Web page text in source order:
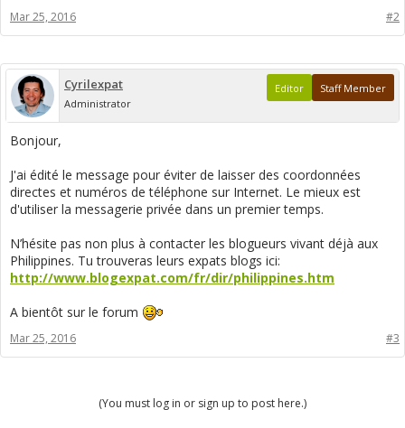
#2
Mar 25, 2016
Cyrilexpat
Administrator
Staff Member
Editor
Bonjour,
J'ai édité le message pour éviter de laisser des coordonnées
directes et numéros de téléphone sur Internet. Le mieux est
d'utiliser la messagerie privée dans un premier temps.
N’hésite pas non plus à contacter les blogueurs vivant déjà aux
Philippines. Tu trouveras leurs expats blogs ici:
http://www.blogexpat.com/fr/dir/philippines.htm
A bientôt sur le forum
#3
Mar 25, 2016
(You must log in or sign up to post here.)